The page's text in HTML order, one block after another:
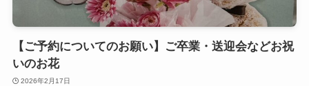
【ご予約についてのお願い】ご卒業・送迎会などお祝
いのお花
2026年2月17日